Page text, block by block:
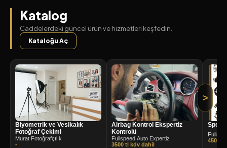
Katalog
Caddelerdeki güncel ürün ve hizmetleri keşfedin.
Kataloğu Aç
>
Biyometrik ve Vesikalık
Fotoğraf Çekimi
Murat Fotoğrafçılık
-
Airbag Kontrol Ekspertiz
Kontrolü
Fullspeed Auto Expertiz
3500 tl kdv dahil
4500 tl